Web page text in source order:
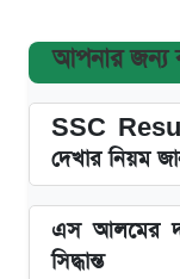
আপনার জন্য
SSC
দেখার নিয়ম
এস আলমের
সিদ্ধান্ত